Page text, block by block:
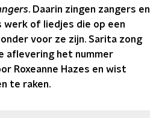
. Daarin zingen zangers en
werk of liedjes die op een
voor ze zijn. Sarita zong
aflevering het nummer
Roxeanne Hazes en wist
te raken.